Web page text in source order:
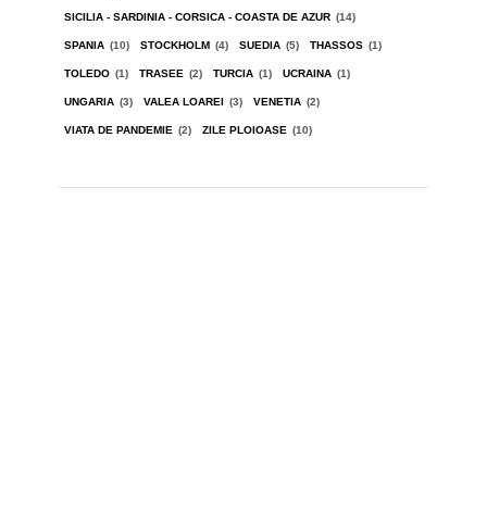
SICILIA - SARDINIA - CORSICA - COASTA DE AZUR (14)
SPANIA (10) STOCKHOLM (4) SUEDIA (5) THASSOS (1)
TOLEDO (1) TRASEE (2) TURCIA (1) UCRAINA (1)
UNGARIA (3) VALEA LOAREI (3) VENETIA (2)
VIATA DE PANDEMIE (2) ZILE PLOIOASE (10)